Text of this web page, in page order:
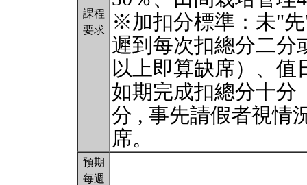
課程
要求
※加扣分標準：未"
遲到每次扣總分二分
以上即算缺席）、值
如期完成扣總分十分
分 , 事先請假者視情
席。
預期
每週